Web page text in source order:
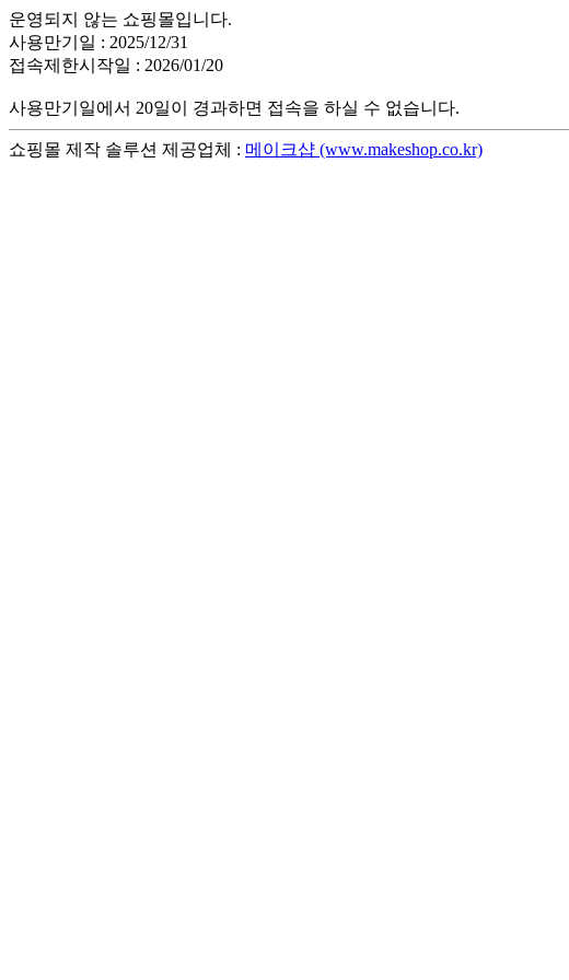
운영되지 않는 쇼핑몰입니다.
사용만기일 : 2025/12/31
접속제한시작일 : 2026/01/20
사용만기일에서 20일이 경과하면 접속을 하실 수 없습니다.
쇼핑몰 제작 솔루션 제공업체 : 메이크샵 (www.makeshop.co.kr)